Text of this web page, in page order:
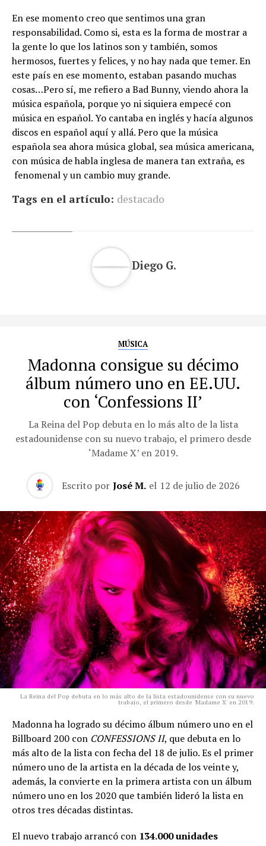
En ese momento creo que sentimos una gran
responsabilidad. Como si, esta es la forma de mostrar a
la gente lo que los latinos son y también, somos
hermosos, fuertes y felices, y no hay nada que temer. En
este país en ese momento, estaban pasando muchas
cosas…Pero sí, me refiero a Bad Bunny, viendo ahora la
música española, porque yo ni siquiera empecé con
música en español. Yo cantaba en inglés y hacía algunos
discos en español aquí y allá. Pero que la música
española sea ahora música global, sea música americana,
con música de habla inglesa de manera tan extraña, es
fenomenal y un cambio muy grande.
Tags en el artículo: destacado
Diego G.
MÚSICA
Madonna consigue su décimo
álbum número uno en EE.UU.
con ‘Confessions II’
La Reina del Pop debuta en lo más alto de la lista
estadounidense con su nuevo trabajo, el primero desde
‘Madame X’ en 2019.
Escrito por José M. el 12 de julio de 2026
La Reina del Pop debuta en lo más alto de la lista estadounidense con su nuevo
trabajo, el primero desde 'Madame X' en 2019.
Madonna ha logrado su décimo álbum número uno en el
Billboard 200 con CONFESSIONS II, que debuta en lo
más alto de la lista con fecha del 18 de julio. Es el primer
número uno de la artista en la década de los veinte y,
además, la convierte en la primera artista con un álbum
número uno en los 2020 que también lideró la lista en
otros tres décadas distintas.
El nuevo trabajo arrancó con 134.000 unidades